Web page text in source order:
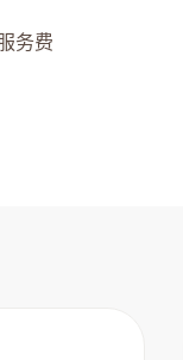
务费